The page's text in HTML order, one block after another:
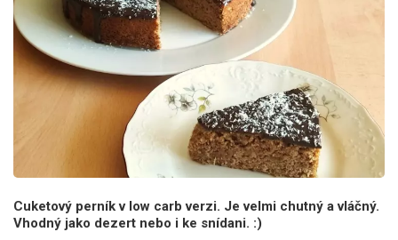
Cuketový perník v low carb verzi. Je velmi chutný a vláčný.
Vhodný jako dezert nebo i ke snídani. :)